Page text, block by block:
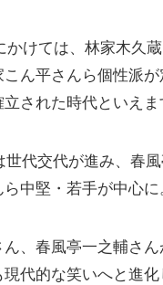
かけては、林家木久
ん平さんら個性派
された時代といえま
代交代が進み、春風
中堅・若手が中心に
、春風亭一之輔さ
代的な笑いへと進